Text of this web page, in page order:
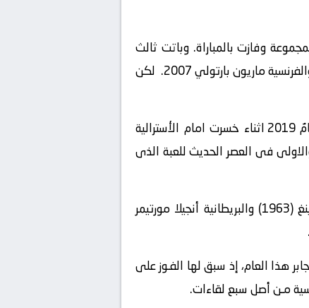
وفازت بالمباراة. وباتت ثالث
ماريون بارتولي
2007. لكن
وبدت المصنفة سادسة عالمـيا مرشحة امام نظيرتها التشيكية التى سبق لها خوض نهائى رولان غاروس عَامٌ 2019 اثناء خسرت امام الأسترالية
ان فوندروسوفا هى أول لاعبة غير مصنفة تبلغ نهائى ويمبلدون منذ 60 عاما، والاولى فى العصر الحديث للعبة الذى
ونجحت فوندروسوفا فى تحقيق ما عجزت عنه الأمريكيتان هيلين جايكوبز (1938) والأسطورة بيلي جين كينغ (1963) والبريطانية أنجيلا مورتيمر
اللتين جمعتاها بجابر هذا العام، إذ سبق لها الفـوز على
مـن أصل سبع لقاءات.